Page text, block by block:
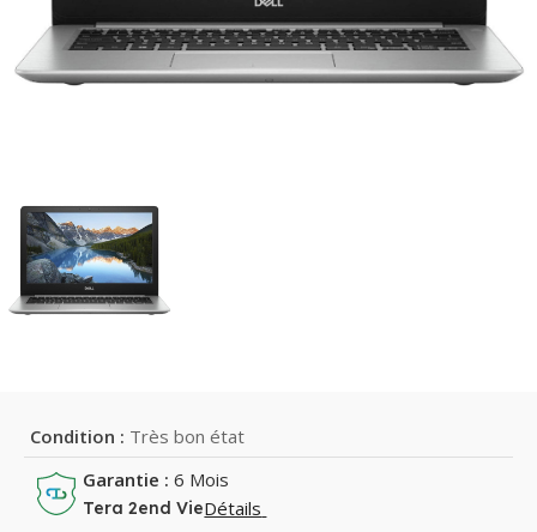
Condition : Très bon état
Garantie : 6 Mois
Tera 2end VieDétails